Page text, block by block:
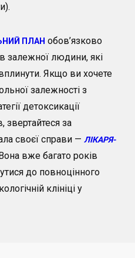
ПЛАН обов’язково
залежної людини, які
Якщо ви хочете
залежності з
детоксикації
звертайтеся за
своєї справи —ЛІКАРЯ-
вже багато років
до повноцінного
клініці у